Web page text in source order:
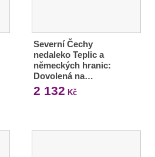
Severní Čechy
nedaleko Teplic a
německých hranic:
Dovolená na…
2 132 Kč